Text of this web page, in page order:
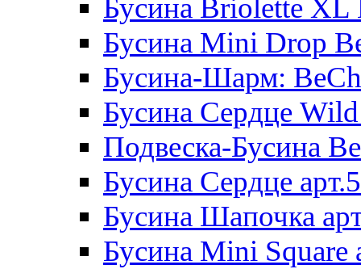
Бусина Briolette XL
Бусина Mini Drop
Бусина-Шарм:
Бусина Сердце
Подвеска-Бусина
Бусина Сердце
Бусина Шапочка
Бусина Mini Square